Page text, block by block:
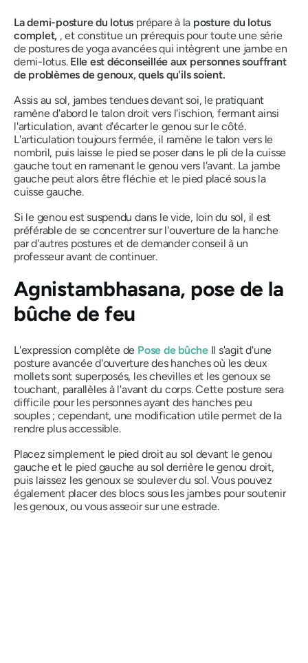
La demi-posture du lotus prépare à la posture du lotus
complet, , et constitue un prérequis pour toute une série
de postures de yoga avancées qui intègrent une jambe en
demi-lotus. Elle est déconseillée aux personnes souffrant
de problèmes de genoux, quels qu'ils soient.
Assis au sol, jambes tendues devant soi, le pratiquant
ramène d'abord le talon droit vers l'ischion, fermant ainsi
l'articulation, avant d'écarter le genou sur le côté.
L'articulation toujours fermée, il ramène le talon vers le
nombril, puis laisse le pied se poser dans le pli de la cuisse
gauche tout en ramenant le genou vers l'avant. La jambe
gauche peut alors être fléchie et le pied placé sous la
cuisse gauche.
Si le genou est suspendu dans le vide, loin du sol, il est
préférable de se concentrer sur l'ouverture de la hanche
par d'autres postures et de demander conseil à un
professeur avant de continuer.
Agnistambhasana, pose de la
bûche de feu
L'expression complète de Pose de bûcheIl s'agit d'une
posture avancée d'ouverture des hanches où les deux
mollets sont superposés, les chevilles et les genoux se
touchant, parallèles à l'avant du corps. Cette posture sera
difficile pour les personnes ayant des hanches peu
souples ; cependant, une modification utile permet de la
rendre plus accessible.
Placez simplement le pied droit au sol devant le genou
gauche et le pied gauche au sol derrière le genou droit,
puis laissez les genoux se soulever du sol. Vous pouvez
également placer des blocs sous les jambes pour soutenir
les genoux, ou vous asseoir sur une estrade.